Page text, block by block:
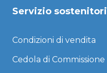
Servizio sostenitori
Condizioni di vendita
Cedola di Commissione